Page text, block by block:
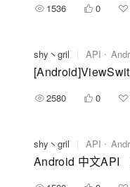
1536 0
shy丶gril | API
2580 0
shy丶gril | API
Android 中文API